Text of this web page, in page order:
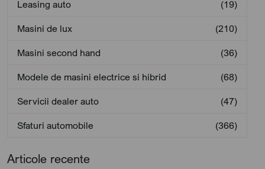
Leasing auto (19)
Masini de lux (210)
Masini second hand (36)
Modele de masini electrice si hibrid (68)
Servicii dealer auto (47)
Sfaturi automobile (366)
Articole recente